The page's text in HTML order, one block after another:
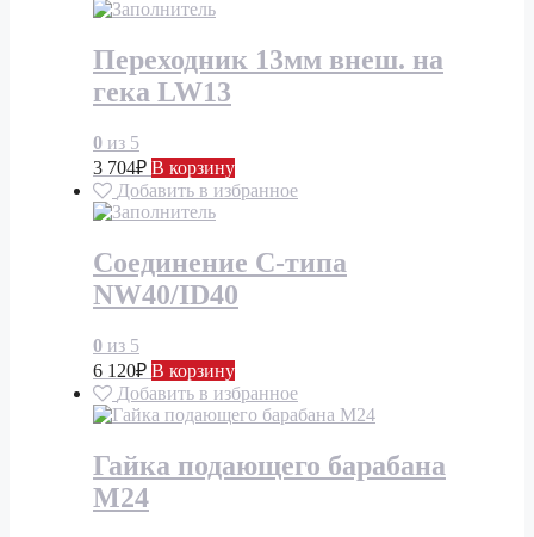
Переходник 13мм внеш. на
гека LW13
0 из 5
3 704₽ В корзину
Добавить в избранное
Соединение С-типа
NW40/ID40
0 из 5
6 120₽ В корзину
Добавить в избранное
Гайка подающего барабана
М24